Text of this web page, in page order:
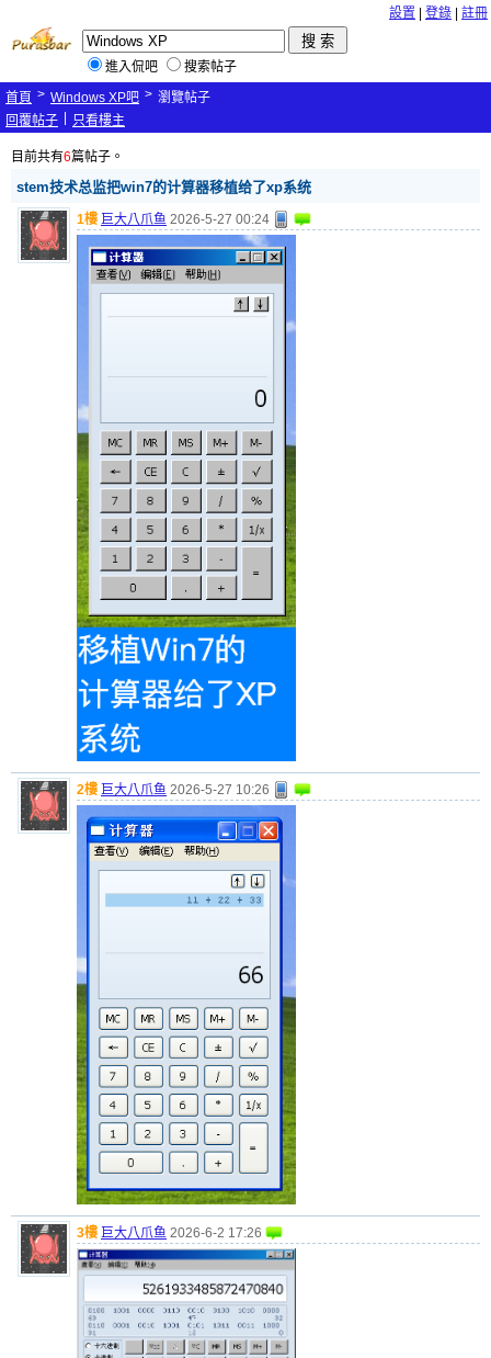
設置 登錄 註冊
進入侃吧
搜索帖子
首頁 > Windows XP吧 > 瀏覽帖子
回覆帖子
只看樓主
目前共有6篇帖子。
stem技术总监把win7的计算器移植给了xp系统
1樓 巨大八爪鱼 2026-5-27 00:24
2樓 巨大八爪鱼 2026-5-27 10:26
3樓 巨大八爪鱼 2026-6-2 17:26